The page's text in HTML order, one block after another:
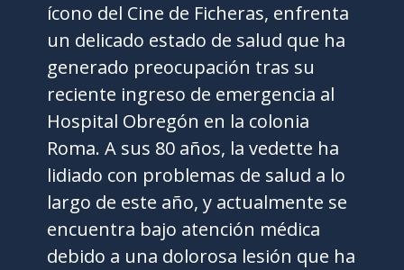
ícono del Cine de Ficheras, enfrenta
un delicado estado de salud que ha
generado preocupación tras su
reciente ingreso de emergencia al
Hospital Obregón en la colonia
Roma. A sus 80 años, la vedette ha
lidiado con problemas de salud a lo
largo de este año, y actualmente se
encuentra bajo atención médica
debido a una dolorosa lesión que ha